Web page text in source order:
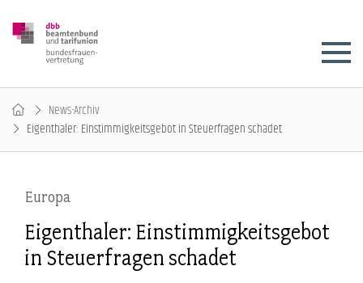
News-Archiv
Eigenthaler: Einstimmigkeitsgebot in Steuerfragen schadet
Europa
Eigenthaler: Einstimmigkeitsgebot
in Steuerfragen schadet